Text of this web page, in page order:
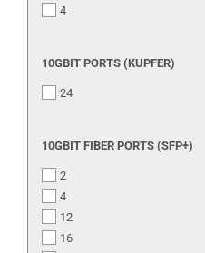
(SFP)
4
10GBIT
(KUPFER)
10GBIT PORTS (KUPFER)
24
10GBIT
PORTS
(SFP+)
10GBIT FIBER PORTS (SFP+)
2
4
12
16